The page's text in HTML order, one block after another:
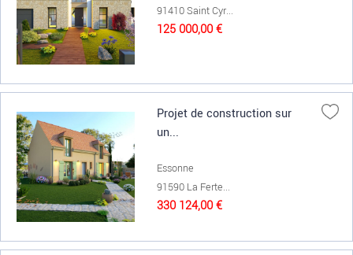
91410 Saint Cyr...
125 000,00 €
Projet de construction sur
un...
Essonne
91590 La Ferte...
330 124,00 €